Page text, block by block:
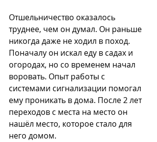
Отшельничество оказалось
труднее, чем он думал. Он раньше
никогда даже не ходил в поход.
Поначалу он искал еду в садах и
огородах, но со временем начал
воровать. Опыт работы с
системами сигнализации помогал
ему проникать в дома. После 2 лет
переходов с места на место он
нашёл место, которое стало для
него домом.